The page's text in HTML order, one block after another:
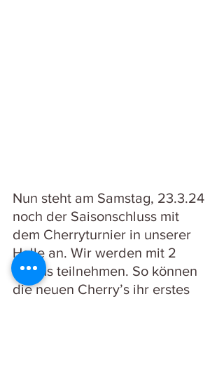
Nun steht am Samstag, 23.3.24
noch der Saisonschluss mit
dem Cherryturnier in unserer
Halle an. Wir werden mit 2
Teams teilnehmen. So können
die neuen Cherry’s ihr erstes